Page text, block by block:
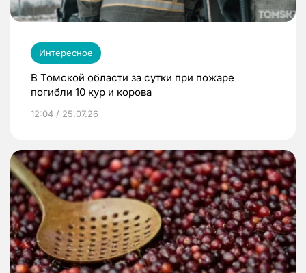
Интересное
В Томской области за сутки при пожаре
погибли 10 кур и корова
12:04 / 25.07.26